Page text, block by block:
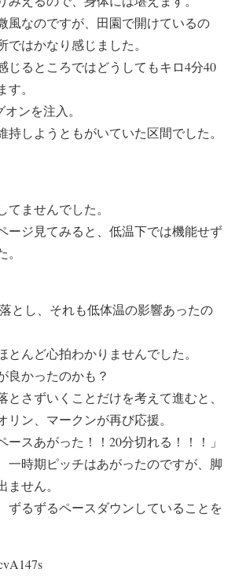
風なのですが、田園で開けているの
ではかなり感じました。
じるところではどうしてもキロ4分40
。
ンを注入。
持しようともがいていた区間でした。
ませんでした。
ージ見てみると、低温下では機能せず
とし、それも低体温の影響あったの
とんど心拍わかりませんでした。
良かったのかも？
とさずいくことだけを考えて進むと、
リン、マークンが再び応援。
ースあがった！！20分切れる！！！」
一時期ピッチはあがったのですが、脚
せん。
ずるずるペースダウンしていることを